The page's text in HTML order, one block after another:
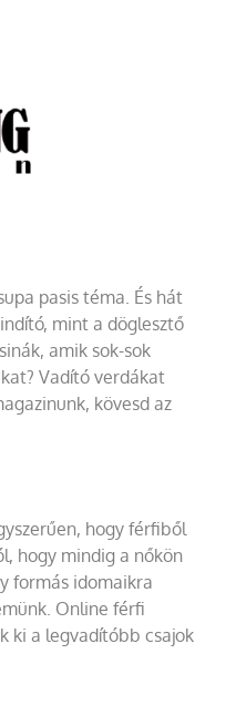
pasis téma. És hát
mint a döglesztő
amik sok-sok
Vadító verdákat
kövesd az
hogy férfiből
hogy mindig a nőkön
formás idomaikra
Online férfi
ki a legvadítóbb csajok